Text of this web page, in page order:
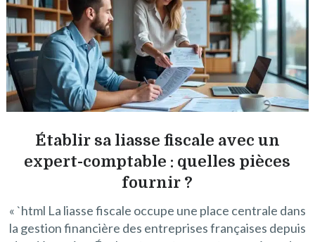
Établir sa liasse fiscale avec un
expert-comptable : quelles pièces
fournir ?
« `html La liasse fiscale occupe une place centrale dans
la gestion financière des entreprises françaises depuis